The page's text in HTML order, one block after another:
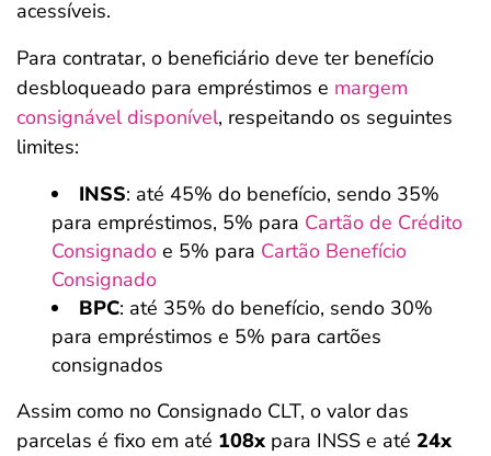
acessíveis.
Para contratar, o beneficiário deve ter benefício
desbloqueado para empréstimos e margem
consignável disponível, respeitando os seguintes
limites:
INSS: até 45% do benefício, sendo 35%
para empréstimos, 5% para Cartão de Crédito
Consignado e 5% para Cartão Benefício
Consignado
BPC: até 35% do benefício, sendo 30%
para empréstimos e 5% para cartões
consignados
Assim como no Consignado CLT, o valor das
parcelas é fixo em até 108x para INSS e até 24x